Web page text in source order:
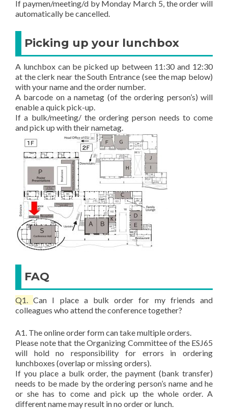
If paymen/meeting/d by Monday March 5, the order will
automatically be cancelled.
Picking up your lunchbox
A lunchbox can be picked up between 11:30 and 12:30
at the clerk near the South Entrance (see the map below)
with your name and the order number.
A barcode on a nametag (of the ordering person’s) will
enable a quick pick-up.
If a bulk/meeting/ the ordering person needs to come
and pick up with their nametag.
FAQ
Q1.Can I place a bulk order for my friends and
colleagues who attend the conference together?
A1. The online order form can take multiple orders.
Please note that the Organizing Committee of the ESJ65
will hold no responsibility for errors in ordering
lunchboxes (overlap or missing orders).
If you place a bulk order, the payment (bank transfer)
needs to be made by the ordering person’s name and he
or she has to come and pick up the whole order. A
different name may result in no order or lunch.